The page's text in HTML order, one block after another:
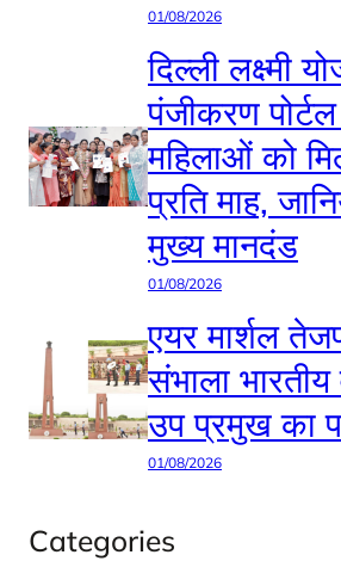
01/08/2026
दिल्ली लक्ष्मी
पंजीकरण
महिलाओं को
प्रति माह,
मुख्य मानदंड
01/08/2026
एयर मार्शल
संभाला
उप प्रमुख का
01/08/2026
Categories